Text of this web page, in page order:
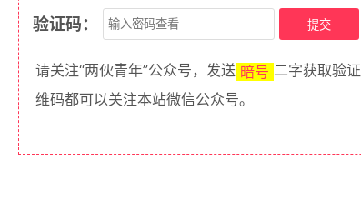
验证码：
请关注“两伙青年”公众号，发送 暗号 二字获取验
维码都可以关注本站微信公众号。